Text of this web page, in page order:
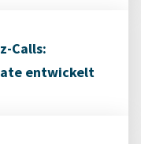
Calls:
entwickelt